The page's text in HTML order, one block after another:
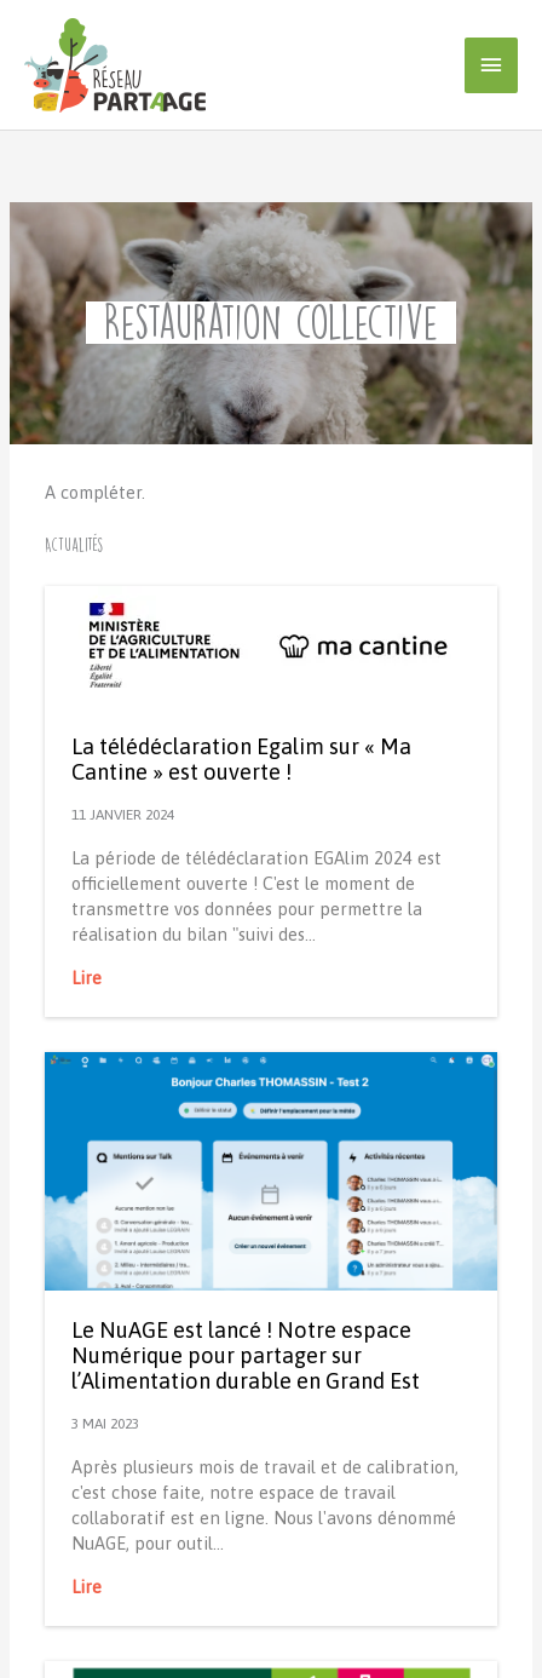
contenu
Restauration collective
A compléter.
Actualités
La télédéclaration Egalim sur « Ma
Cantine » est ouverte !
11 JANVIER 2024
La période de télédéclaration EGAlim 2024 est
officiellement ouverte ! C'est le moment de
transmettre vos données pour permettre la
réalisation du bilan "suivi des…
Lire
Le NuAGE est lancé ! Notre espace
Numérique pour partager sur
l’Alimentation durable en Grand Est
3 MAI 2023
Après plusieurs mois de travail et de calibration,
c'est chose faite, notre espace de travail
collaboratif est en ligne. Nous l'avons dénommé
NuAGE, pour outil…
Lire